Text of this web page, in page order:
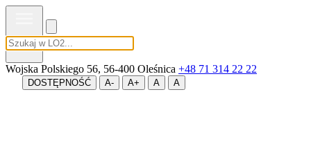
MENU
Wojska Polskiego 56, 56-400 Oleśnica +48 71 314 22 22
DOSTĘPNOŚĆ A- A+ A A